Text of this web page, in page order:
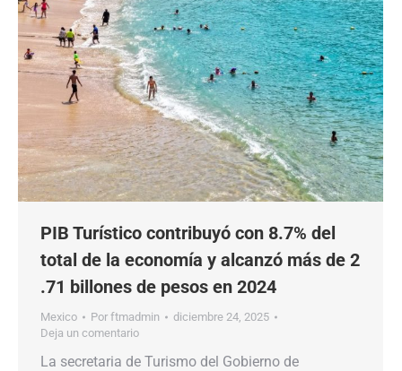
PIB Turístico contribuyó con 8.7% del
total de la economía y alcanzó más de 2
.71 billones de pesos en 2024
Mexico Por ftmadmin
diciembre 24, 2025
Deja un comentario
La secretaria de Turismo del Gobierno de